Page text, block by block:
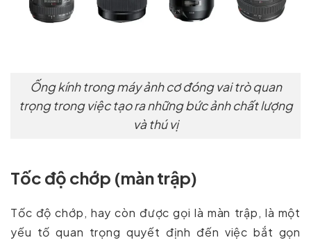
Ống kính trong máy ảnh cơ đóng vai trò quan
trọng trong việc tạo ra những bức ảnh chất lượng
và thú vị
Tốc độ chớp (màn trập)
Tốc độ chớp, hay còn được gọi là màn trập, là một
yếu tố quan trọng quyết định đến việc bắt gọn